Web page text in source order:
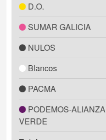
D.O.
SUMAR GALICIA
NULOS
Blancos
PACMA
PODEMOS-ALIANZA
VERDE